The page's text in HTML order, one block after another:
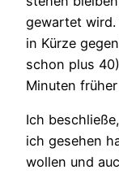
gewartet wird.
in Kürze
schon plus
Minuten
Ich
ich gesehen
wollen und